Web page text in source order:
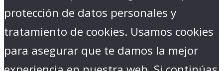
protección de datos personales y
tratamiento de cookies. Usamos cookies
para asegurar que te damos la mejor